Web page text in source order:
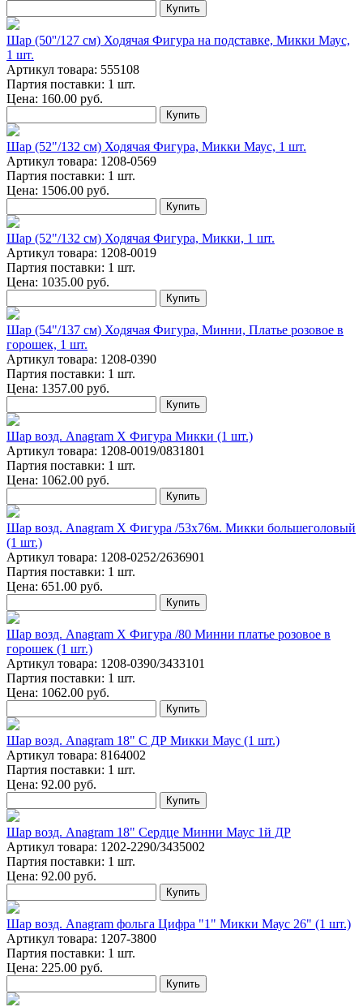
Купить
Шар (50''/127 см) Ходячая Фигура на подставке, Микки Маус,
1 шт.
Артикул товара: 555108
Партия поставки: 1 шт.
Цена: 160.00 руб.
Купить
Шар (52"/132 см) Ходячая Фигура, Микки Маус, 1 шт.
Артикул товара: 1208-0569
Партия поставки: 1 шт.
Цена: 1506.00 руб.
Купить
Шар (52"/132 см) Ходячая Фигура, Микки, 1 шт.
Артикул товара: 1208-0019
Партия поставки: 1 шт.
Цена: 1035.00 руб.
Купить
Шар (54"/137 см) Ходячая Фигура, Минни, Платье розовое в
горошек, 1 шт.
Артикул товара: 1208-0390
Партия поставки: 1 шт.
Цена: 1357.00 руб.
Купить
Шар возд. Anagram Х Фигура Микки (1 шт.)
Артикул товара: 1208-0019/0831801
Партия поставки: 1 шт.
Цена: 1062.00 руб.
Купить
Шар возд. Anagram Х Фигура /53х76м. Микки большеголовый
(1 шт.)
Артикул товара: 1208-0252/2636901
Партия поставки: 1 шт.
Цена: 651.00 руб.
Купить
Шар возд. Anagram Х Фигура /80 Минни платье розовое в
горошек (1 шт.)
Артикул товара: 1208-0390/3433101
Партия поставки: 1 шт.
Цена: 1062.00 руб.
Купить
Шар возд. Anagram 18" С ДР Микки Маус (1 шт.)
Артикул товара: 8164002
Партия поставки: 1 шт.
Цена: 92.00 руб.
Купить
Шар возд. Anagram 18" Сердце Минни Маус 1й ДР
Артикул товара: 1202-2290/3435002
Партия поставки: 1 шт.
Цена: 92.00 руб.
Купить
Шар возд. Anagram фольга Цифра "1" Микки Маус 26" (1 шт.)
Артикул товара: 1207-3800
Партия поставки: 1 шт.
Цена: 225.00 руб.
Купить